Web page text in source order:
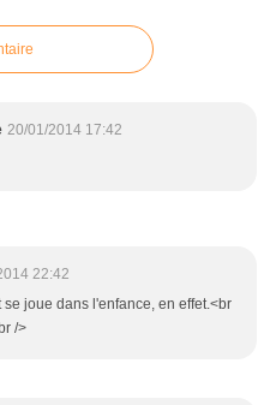
20/01/2014 17:42
22:42
se joue dans l'enfance, en effet.<br
/>